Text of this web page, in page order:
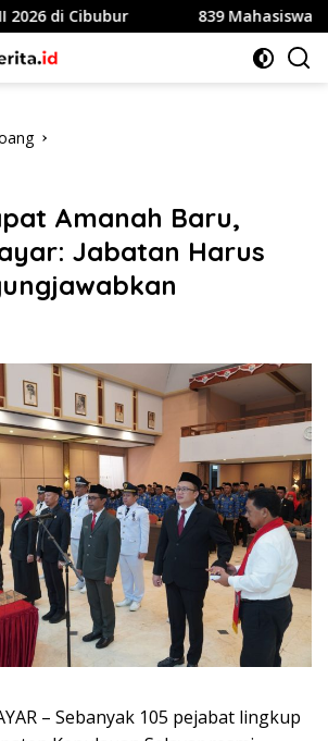
839 Mahasiswa
Amanah Baru,
Jabatan Harus
– Sebanyak 105 pejabat lingkup